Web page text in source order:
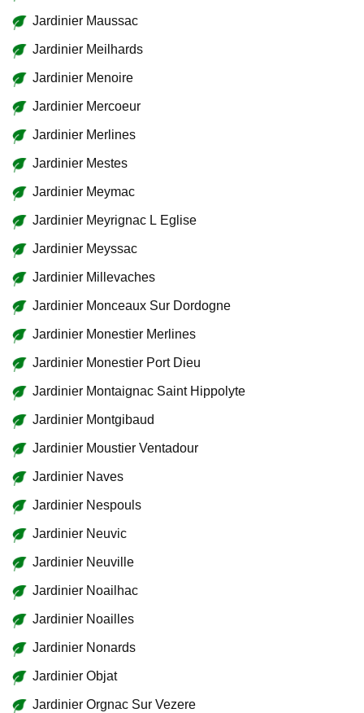
Jardinier Maussac
Jardinier Meilhards
Jardinier Menoire
Jardinier Mercoeur
Jardinier Merlines
Jardinier Mestes
Jardinier Meymac
Jardinier Meyrignac L Eglise
Jardinier Meyssac
Jardinier Millevaches
Jardinier Monceaux Sur Dordogne
Jardinier Monestier Merlines
Jardinier Monestier Port Dieu
Jardinier Montaignac Saint Hippolyte
Jardinier Montgibaud
Jardinier Moustier Ventadour
Jardinier Naves
Jardinier Nespouls
Jardinier Neuvic
Jardinier Neuville
Jardinier Noailhac
Jardinier Noailles
Jardinier Nonards
Jardinier Objat
Jardinier Orgnac Sur Vezere